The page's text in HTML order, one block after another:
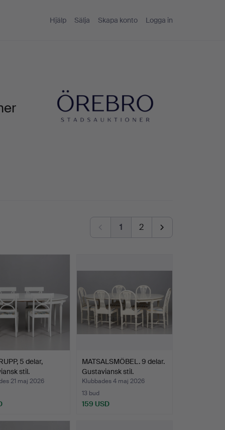
Hjälp Sälja Skapa konto Logga in
1 2
5 delar,
stil.
21 maj 2026
MATSALSMÖBEL. 9 delar.
Gustaviansk stil.
Klubbades 4 maj 2026
13 bud
159 USD